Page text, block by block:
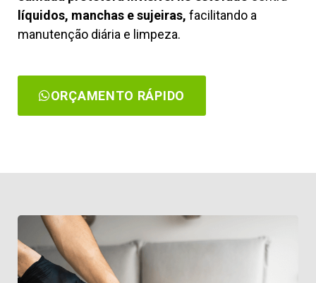
líquidos, manchas e sujeiras, facilitando a
manutenção diária e limpeza.
ORÇAMENTO RÁPIDO